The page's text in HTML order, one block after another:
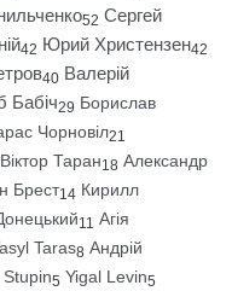
52 Сергей
42 Юрий Христензен42
40 Валерій
Бабіч29 Борислав
Чорновіл21
Віктор Таран18 Александр
Брест14 Кирилл
11 Агія
Taras8 Андрій
5 Yigal Levin5